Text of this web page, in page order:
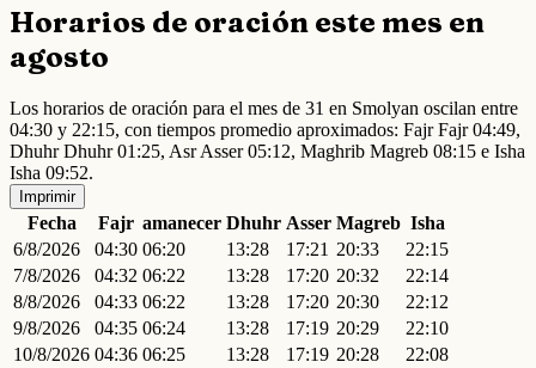
Horarios de oración este mes en
agosto
Los horarios de oración para el mes de 31 en Smolyan oscilan entre
04:30 y 22:15, con tiempos promedio aproximados: Fajr Fajr 04:49,
Dhuhr Dhuhr 01:25, Asr Asser 05:12, Maghrib Magreb 08:15 e Isha
Isha 09:52.
Imprimir
Fecha Fajr amanecer Dhuhr Asser Magreb Isha
6/8/2026
04:30 06:20 13:28 17:21 20:33
22:15
7/8/2026
04:32 06:22 13:28 17:20 20:32
22:14
8/8/2026
04:33 06:22 13:28 17:20 20:30
22:12
9/8/2026
04:35 06:24 13:28 17:19 20:29
22:10
10/8/2026 04:36 06:25 13:28 17:19 20:28
22:08